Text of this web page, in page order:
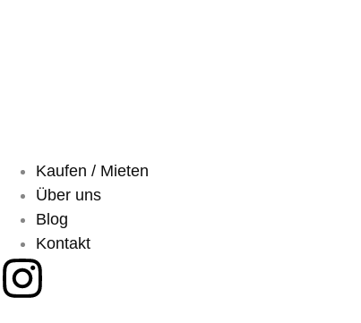
Kaufen / Mieten
Über uns
Blog
Kontakt